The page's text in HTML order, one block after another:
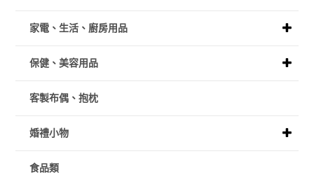
家電、生活、廚房用品
保健、美容用品
客製布偶、抱枕
婚禮小物
食品類